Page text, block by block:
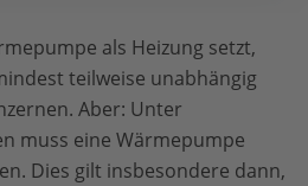
als Heizung setzt,
teilweise unabhängig
Aber: Unter
muss eine Wärmepumpe
Dies gilt insbesondere dann,